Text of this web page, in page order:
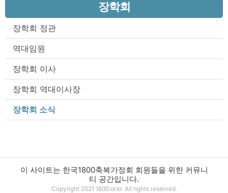
장학회
장학회 정관
역대임원
장학회 이사
장학회 역대이사장
장학회 소식
이 사이트는 한국1800축복가정회 회원들을 위한 커뮤니
티 공간입니다.
Copyright 2021 1800.or.kr. All rights reserved.